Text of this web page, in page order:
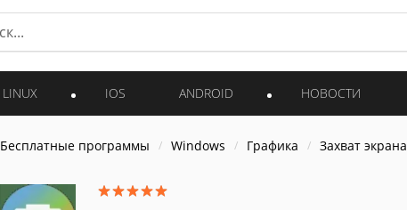
LINUX IOS ANDROID НОВОСТИ
Бесплатные программы Windows Графика Захват экрана